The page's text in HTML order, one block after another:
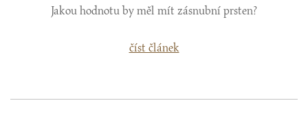
Jakou hodnotu by měl mít zásnubní prsten?
číst článek